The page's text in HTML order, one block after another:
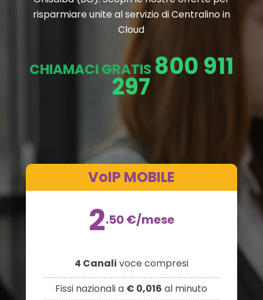
risparmiare unite al servizio di Centralino in
Cloud
CHIAMACI GRATIS 800 911
297
VoIP MOBILE
2.50€/mese
4 Canali voce compresi
Fissi nazionali a € 0,016 al minuto